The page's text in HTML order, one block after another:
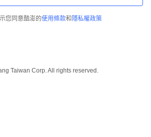
您同意酷澎的使用條款和 隱私權政策
Taiwan Corp. All rights reserved.